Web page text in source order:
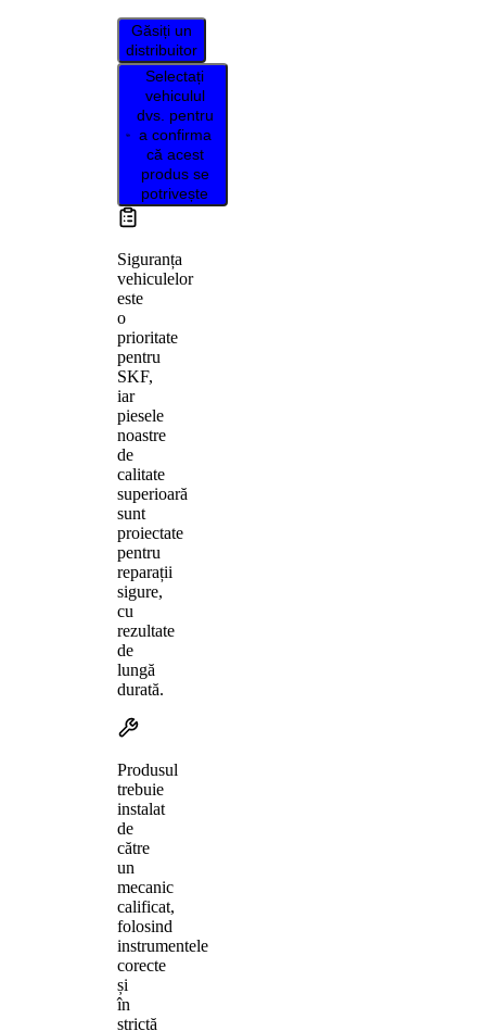
Găsiți un
distribuitor
Selectați
vehiculul
dvs. pentru
a confirma
că acest
produs se
potrivește
Siguranța
vehiculelor
este
o
prioritate
pentru
SKF,
iar
piesele
noastre
de
calitate
superioară
sunt
proiectate
pentru
reparații
sigure,
cu
rezultate
de
lungă
durată.
Produsul
trebuie
instalat
de
către
un
mecanic
calificat,
folosind
instrumentele
corecte
și
în
strictă